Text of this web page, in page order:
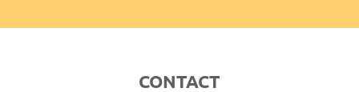
CONTACT